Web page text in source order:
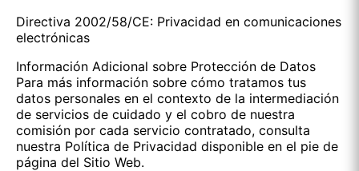
Directiva 2002/58/CE: Privacidad en comunicaciones
electrónicas
Información Adicional sobre Protección de Datos
Para más información sobre cómo tratamos tus
datos personales en el contexto de la intermediación
de servicios de cuidado y el cobro de nuestra
comisión por cada servicio contratado, consulta
nuestra Política de Privacidad disponible en el pie de
página del Sitio Web.